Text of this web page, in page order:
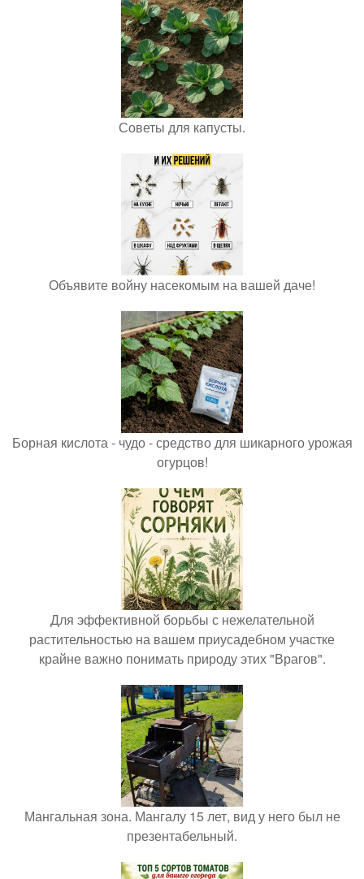
Советы для капусты.
Объявите войну насекомым на вашей даче!
Борная кислота - чудо - средство для шикарного урожая
огурцов!
Для эффективной борьбы с нежелательной
растительностью на вашем приусадебном участке
крайне важно понимать природу этих "Врагов".
Мангальная зона. Мангалу 15 лет, вид у него был не
презентабельный.